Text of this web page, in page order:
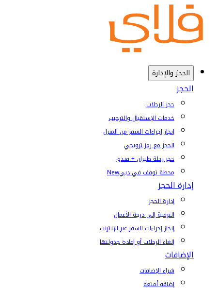
الحجز والإدارة
الحجز
حجز الرحلات
خدمات الإستقبال والترحيب
إنجاز إجراءات السفر من المنزل
الحجز مع رمز ترويجي
حجز رحلة طيران + فندق
محطة توقف في دبيNew
إدارة الحجز
إدارة الحجز
الترقية إلى درجة الأعمال
إنجاز إجراءات السفر عبر الإنترنت
إلغاء الرحلات أو إعادة جدولتها
الإضافات
شراء الإضافات
إضافة أمتعة